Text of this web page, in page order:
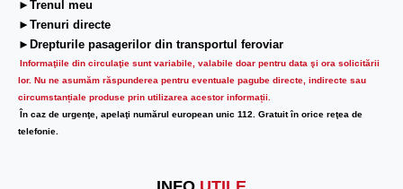
►Trenul meu
►Trenuri directe
►Drepturile pasagerilor din transportul feroviar
Informaţiile din circulaţie sunt variabile, valabile doar pentru data şi ora solicitării
lor. Nu ne asumăm răspunderea pentru eventuale pagube directe, indirecte sau
circumstanțiale produse prin utilizarea acestor informații.
În caz de urgenţe, apelaţi numărul european unic 112. Gratuit în orice reţea de
telefonie.